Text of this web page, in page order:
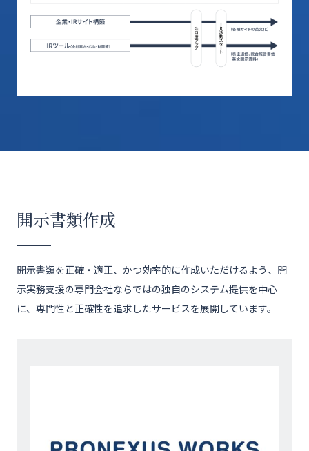
開示書類作成
開示書類を正確・適正、かつ効率的に作成いただけるよう、開
示実務支援の専門会社ならではの独自のシステム提供を中心
に、専門性と正確性を追求したサービスを展開しています。